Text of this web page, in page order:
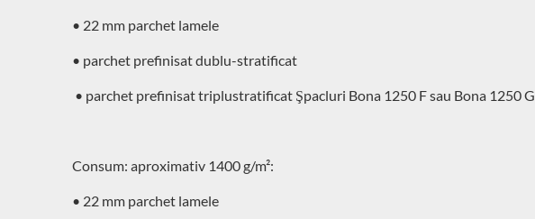
• 22 mm parchet lamele
• parchet prefinisat dublu-stratificat
• parchet prefinisat triplustratificat Şpacluri Bona 1250 F sau Bona 1250 G
Consum: aproximativ 1400 g/m²:
• 22 mm parchet lamele